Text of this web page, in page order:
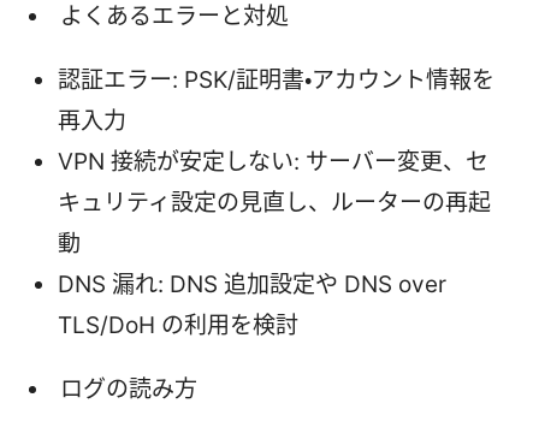
よくあるエラーと対処
認証エラー: PSK/証明書・アカウント情報を
再入力
VPN 接続が安定しない: サーバー変更、セ
キュリティ設定の見直し、ルーターの再起
動
DNS 漏れ: DNS 追加設定や DNS over
TLS/DoH の利用を検討
ログの読み方